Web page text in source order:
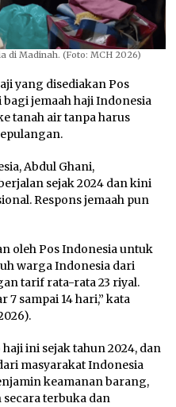
di Madinah. (Foto: MCH 2026)
yang disediakan Pos
jemaah haji Indonesia
tanah air tanpa harus
Abdul Ghani,
sejak 2024 dan kini
Respons jemaah pun
oleh Pos Indonesia untuk
warga Indonesia dari
tarif rata-rata 23 riyal.
sampai 14 hari,” kata
ini sejak tahun 2024, dan
masyarakat Indonesia
keamanan barang,
terbuka dan